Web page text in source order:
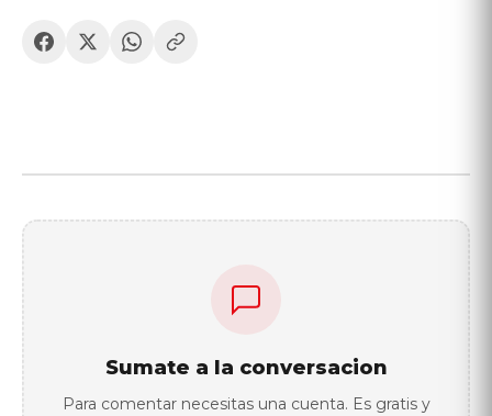
Sumate a la conversacion
Para comentar necesitas una cuenta. Es gratis y